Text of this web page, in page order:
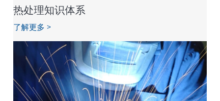
热处理知识体系
了解更多 >